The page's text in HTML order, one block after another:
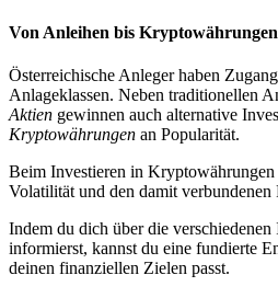
Von Anleihen bis Kryptowährungen
Österreichische Anleger haben
Anlageklassen. Neben traditionellen
Aktien gewinnen auch alternative
Kryptowährungen an Popularität.
Beim Investieren in
Volatilität und den damit verbundenen
Indem du dich über die
informierst, kannst du eine fundierte
deinen finanziellen Zielen passt.